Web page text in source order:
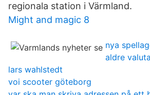
regionala station i Värmland.
Might and magic 8
nya
aldre
lars wahlstedt
voi scooter göteborg